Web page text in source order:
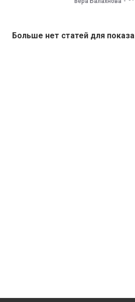
Больше нет статей для показа